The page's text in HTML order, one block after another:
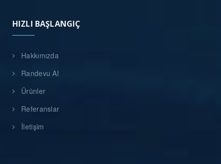
HIZLI BAŞLANGIÇ
Hakkımızda
Randevu Al
Ürünler
Referanslar
İletişim